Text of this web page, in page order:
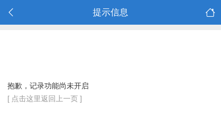
提示信息
抱歉，记录功能尚未开启
[ 点击这里返回上一页 ]